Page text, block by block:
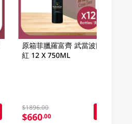
原箱菲臘羅富齊 武當波爾多
紅 12 X 750ML
$1896.00
$660.00